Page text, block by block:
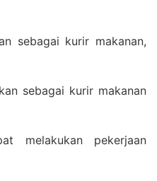
sebagai kurir makanan,
sebagai kurir makanan
melakukan pekerjaan